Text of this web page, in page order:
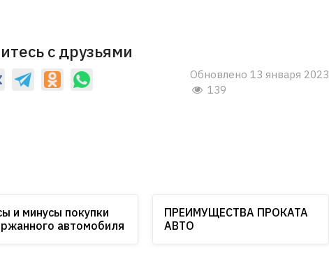
с друзьями
Обновлено 13 января 2023
139
и минусы покупки
автомобиля
ПРЕИМУЩЕСТВА ПРОКАТА
АВТО